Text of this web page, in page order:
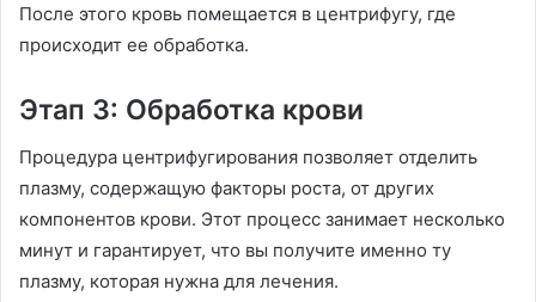
После этого кровь помещается в центрифугу, где
происходит ее обработка.
Этап 3: Обработка крови
Процедура центрифугирования позволяет отделить
плазму, содержащую факторы роста, от других
компонентов крови. Этот процесс занимает несколько
минут и гарантирует, что вы получите именно ту
плазму, которая нужна для лечения.